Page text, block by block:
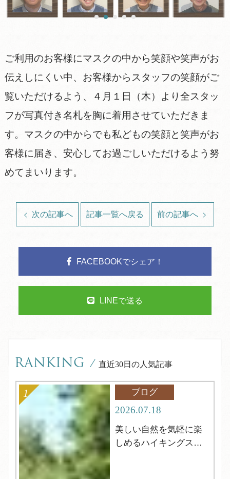
ご利用のお客様にマスクの中から笑顔や笑声がお
伝えしにくい中、お客様からスタッフの笑顔がご
覧いただけるよう、４月１日（木）より全スタッ
フが写真付き名札を胸に着用させていただきま
す。マスクの中からでも私どもの笑顔と笑声がお
客様に届き、安心してお過ごしいただけるよう努
めてまいります。
次の記事へ 記事一覧へ戻る 前の記事へ
FACEBOOKでシェア！
LINEで送る
RANKING / 直近30日の人気記事
ブログ
2026.07.18
美しい自然を気軽に楽
しめるハイキングスポ